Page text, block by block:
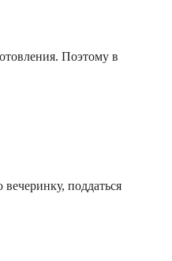
Поэтому в
поддаться